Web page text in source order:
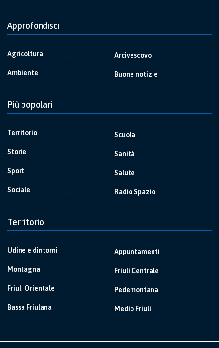
Approfondisci
Agricoltura
Ambiente
Arcivescovo
Buone notizie
Più popolari
Territorio
Storie
Sport
Sociale
Scuola
Sanità
Salute
Radio Spazio
Territorio
Udine e dintorni
Montagna
Friuli Orientale
Bassa Friulana
Appuntamenti
Friuli Centrale
Pedemontana
Medio Friuli